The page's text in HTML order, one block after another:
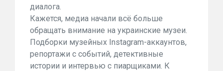
диалога.
Кажется, медиа начали всё больше
обращать внимание на украинские музеи.
Подборки музейных Instagram-аккаунтов,
репортажи с событий, детективные
истории и интервью с пиарщиками. К